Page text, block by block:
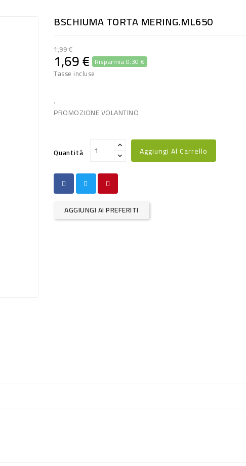
BSCHIUMA TORTA MERING.ML650
1,99 €
1,69 € Risparmia 0,30 €
Tasse incluse
.
PROMOZIONE VOLANTINO
Quantità Aggiungi Al Carrello
AGGIUNGI AI PREFERITI